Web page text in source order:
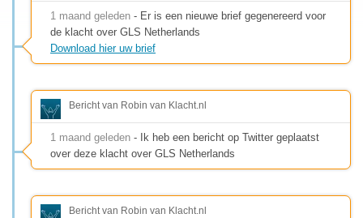
1 maand geleden - Er is een nieuwe brief gegenereerd voor
de klacht over GLS Netherlands
Download hier uw brief
Bericht van Robin van Klacht.nl
1 maand geleden - Ik heb een bericht op Twitter geplaatst
over deze klacht over GLS Netherlands
Bericht van Robin van Klacht.nl